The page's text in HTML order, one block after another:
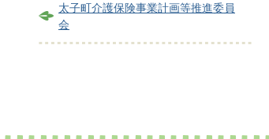
太子町介護保険事業計画等推進委員
会